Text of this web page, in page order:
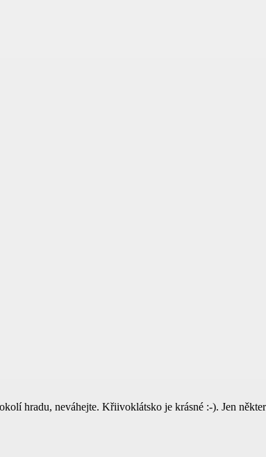
hradu, neváhejte. Křiivoklátsko je krásné :-). Jen